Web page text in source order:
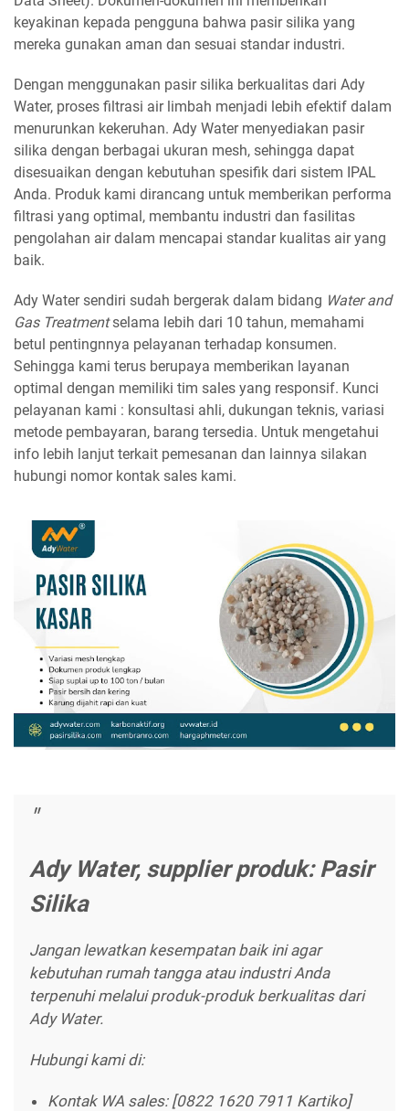
keyakinan kepada pengguna bahwa pasir silika yang
mereka gunakan aman dan sesuai standar industri.
Dengan menggunakan pasir silika berkualitas dari Ady
Water, proses filtrasi air limbah menjadi lebih efektif dalam
menurunkan kekeruhan. Ady Water menyediakan pasir
silika dengan berbagai ukuran mesh, sehingga dapat
disesuaikan dengan kebutuhan spesifik dari sistem IPAL
Anda. Produk kami dirancang untuk memberikan performa
filtrasi yang optimal, membantu industri dan fasilitas
pengolahan air dalam mencapai standar kualitas air yang
baik.
Ady Water sendiri sudah bergerak dalam bidang Water and
Gas Treatmentselama lebih dari 10 tahun, memahami
betul pentingnnya pelayanan terhadap konsumen.
Sehingga kami terus berupaya memberikan layanan
optimal dengan memiliki tim sales yang responsif. Kunci
pelayanan kami : konsultasi ahli, dukungan teknis, variasi
metode pembayaran, barang tersedia. Untuk mengetahui
info lebih lanjut terkait pemesanan dan lainnya silakan
hubungi nomor kontak sales kami.
Ady Water, supplier produk: Pasir
Silika
Jangan lewatkan kesempatan baik ini agar
kebutuhan rumah tangga atau industri Anda
terpenuhi melalui produk-produk berkualitas dari
Ady Water.
Hubungi kami di:
Kontak WA sales: [0822 1620 7911 Kartiko]